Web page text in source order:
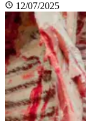
12/07/2025